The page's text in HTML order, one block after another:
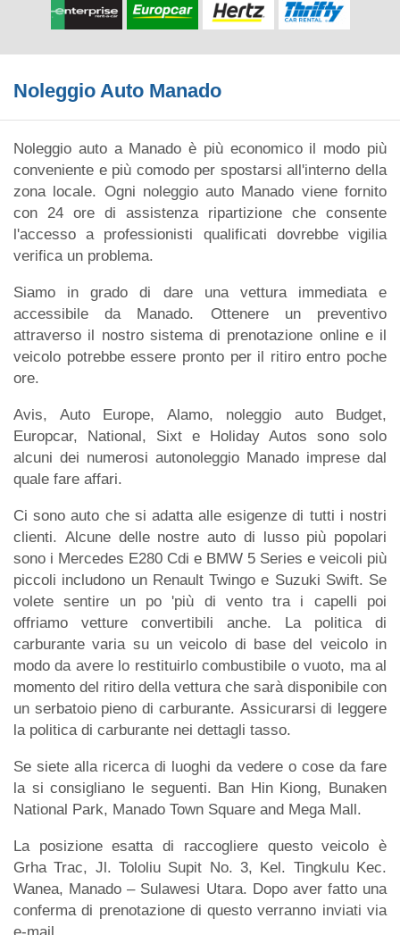
Noleggio Auto Manado
Noleggio auto a Manado è più economico il modo più
conveniente e più comodo per spostarsi all'interno della
zona locale. Ogni noleggio auto Manado viene fornito
con 24 ore di assistenza ripartizione che consente
l'accesso a professionisti qualificati dovrebbe vigilia
verifica un problema.
Siamo in grado di dare una vettura immediata e
accessibile da Manado. Ottenere un preventivo
attraverso il nostro sistema di prenotazione online e il
veicolo potrebbe essere pronto per il ritiro entro poche
ore.
Avis, Auto Europe, Alamo, noleggio auto Budget,
Europcar, National, Sixt e Holiday Autos sono solo
alcuni dei numerosi autonoleggio Manado imprese dal
quale fare affari.
Ci sono auto che si adatta alle esigenze di tutti i nostri
clienti. Alcune delle nostre auto di lusso più popolari
sono i Mercedes E280 Cdi e BMW 5 Series e veicoli più
piccoli includono un Renault Twingo e Suzuki Swift. Se
volete sentire un po 'più di vento tra i capelli poi
offriamo vetture convertibili anche. La politica di
carburante varia su un veicolo di base del veicolo in
modo da avere lo restituirlo combustibile o vuoto, ma al
momento del ritiro della vettura che sarà disponibile con
un serbatoio pieno di carburante. Assicurarsi di leggere
la politica di carburante nei dettagli tasso.
Se siete alla ricerca di luoghi da vedere o cose da fare
la si consigliano le seguenti. Ban Hin Kiong, Bunaken
National Park, Manado Town Square and Mega Mall.
La posizione esatta di raccogliere questo veicolo è
Grha Trac, Jl. Tololiu Supit No. 3, Kel. Tingkulu Kec.
Wanea, Manado – Sulawesi Utara. Dopo aver fatto una
conferma di prenotazione di questo verranno inviati via
e-mail.